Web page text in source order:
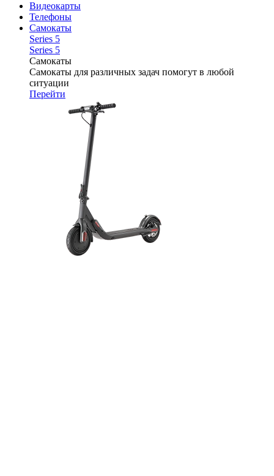
Видеокарты
Телефоны
Самокаты
Series 5
Series 5
Самокаты
Самокаты для различных задач помогут в любой
ситуации
Перейти